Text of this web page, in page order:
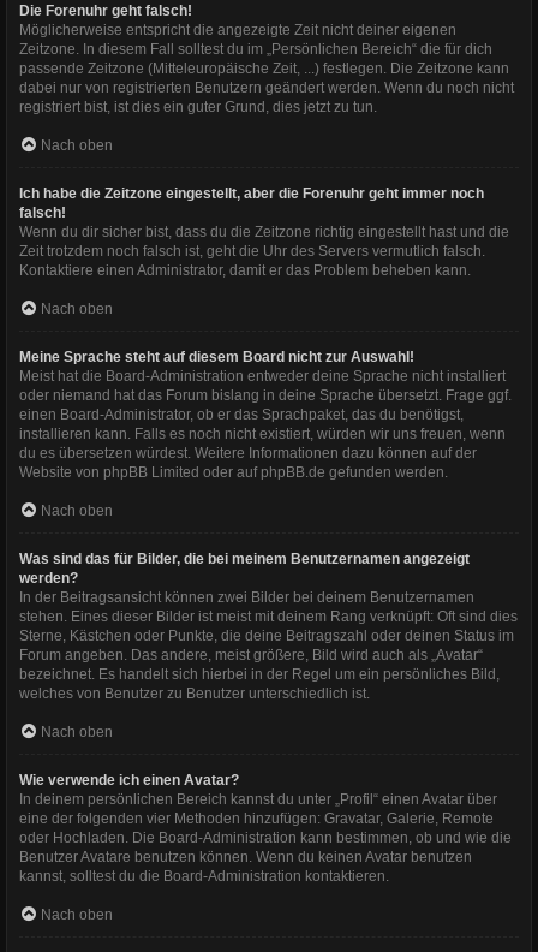
Die Forenuhr geht falsch!
Möglicherweise entspricht die angezeigte Zeit nicht deiner eigenen
Zeitzone. In diesem Fall solltest du im „Persönlichen Bereich“ die für dich
passende Zeitzone (Mitteleuropäische Zeit, ...) festlegen. Die Zeitzone kann
dabei nur von registrierten Benutzern geändert werden. Wenn du noch nicht
registriert bist, ist dies ein guter Grund, dies jetzt zu tun.
Nach oben
Ich habe die Zeitzone eingestellt, aber die Forenuhr geht immer noch
falsch!
Wenn du dir sicher bist, dass du die Zeitzone richtig eingestellt hast und die
Zeit trotzdem noch falsch ist, geht die Uhr des Servers vermutlich falsch.
Kontaktiere einen Administrator, damit er das Problem beheben kann.
Nach oben
Meine Sprache steht auf diesem Board nicht zur Auswahl!
Meist hat die Board-Administration entweder deine Sprache nicht installiert
oder niemand hat das Forum bislang in deine Sprache übersetzt. Frage ggf.
einen Board-Administrator, ob er das Sprachpaket, das du benötigst,
installieren kann. Falls es noch nicht existiert, würden wir uns freuen, wenn
du es übersetzen würdest. Weitere Informationen dazu können auf der
Website von phpBB Limited oder auf phpBB.de gefunden werden.
Nach oben
Was sind das für Bilder, die bei meinem Benutzernamen angezeigt
werden?
In der Beitragsansicht können zwei Bilder bei deinem Benutzernamen
stehen. Eines dieser Bilder ist meist mit deinem Rang verknüpft: Oft sind dies
Sterne, Kästchen oder Punkte, die deine Beitragszahl oder deinen Status im
Forum angeben. Das andere, meist größere, Bild wird auch als „Avatar“
bezeichnet. Es handelt sich hierbei in der Regel um ein persönliches Bild,
welches von Benutzer zu Benutzer unterschiedlich ist.
Nach oben
Wie verwende ich einen Avatar?
In deinem persönlichen Bereich kannst du unter „Profil“ einen Avatar über
eine der folgenden vier Methoden hinzufügen: Gravatar, Galerie, Remote
oder Hochladen. Die Board-Administration kann bestimmen, ob und wie die
Benutzer Avatare benutzen können. Wenn du keinen Avatar benutzen
kannst, solltest du die Board-Administration kontaktieren.
Nach oben